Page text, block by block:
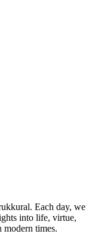
Each day, we
into life, virtue,
times.